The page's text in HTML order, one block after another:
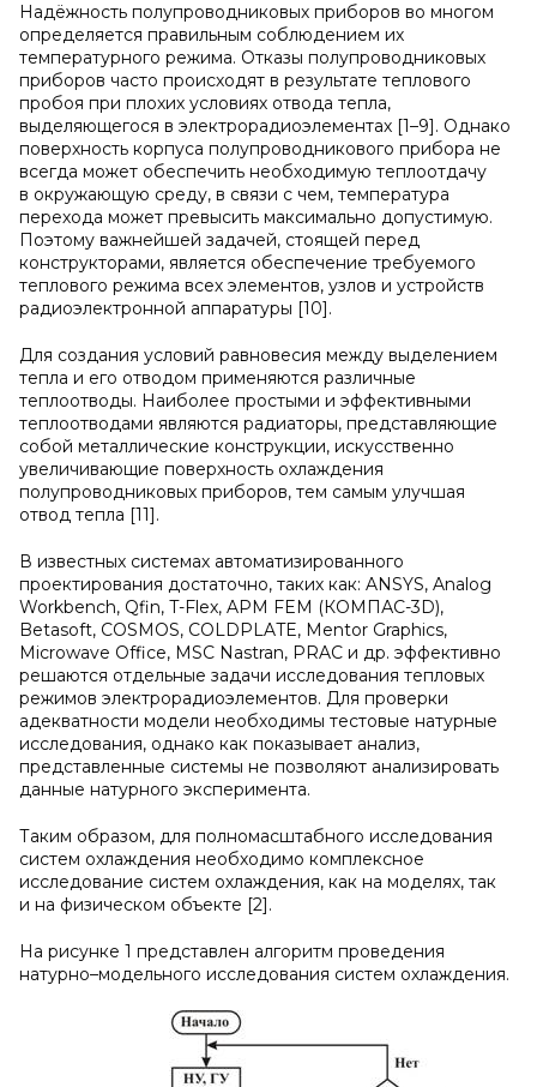
Надёжность полупроводниковых приборов во многом
определяется правильным соблюдением их
температурного режима. Отказы полупроводниковых
приборов часто происходят в результате теплового
пробоя при плохих условиях отвода тепла,
выделяющегося в электрорадиоэлементах [1–9]. Однако
поверхность корпуса полупроводникового прибора не
всегда может обеспечить необходимую теплоотдачу
в окружающую среду, в связи с чем, температура
перехода может превысить максимально допустимую.
Поэтому важнейшей задачей, стоящей перед
конструкторами, является обеспечение требуемого
теплового режима всех элементов, узлов и устройств
радиоэлектронной аппаратуры [10].
Для создания условий равновесия между выделением
тепла и его отводом применяются различные
теплоотводы. Наиболее простыми и эффективными
теплоотводами являются радиаторы, представляющие
собой металлические конструкции, искусственно
увеличивающие поверхность охлаждения
полупроводниковых приборов, тем самым улучшая
отвод тепла [11].
В известных системах автоматизированного
проектирования достаточно, таких как: ANSYS, Analog
Workbench, Qfin, T-Flex, APM FEM (КОМПАС-3D),
Betasoft, COSMOS, COLDPLATE, Mentor Graphics,
Microwave Office, MSC Nastran, PRAC и др. эффективно
решаются отдельные задачи исследования тепловых
режимов электрорадиоэлементов. Для проверки
адекватности модели необходимы тестовые натурные
исследования, однако как показывает анализ,
представленные системы не позволяют анализировать
данные натурного эксперимента.
Таким образом, для полномасштабного исследования
систем охлаждения необходимо комплексное
исследование систем охлаждения, как на моделях, так
и на физическом объекте [2].
На рисунке 1 представлен алгоритм проведения
натурно–модельного исследования систем охлаждения.